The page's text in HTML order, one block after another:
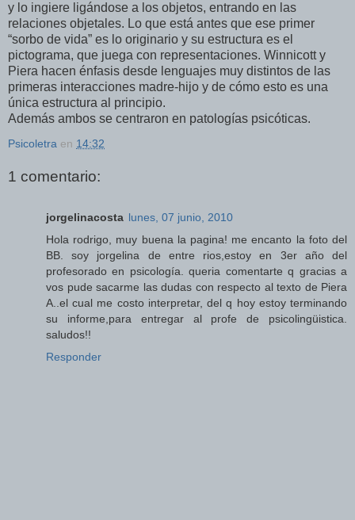
y lo ingiere ligándose a los objetos, entrando en las
relaciones objetales. Lo que está antes que ese primer
“sorbo de vida” es lo originario y su estructura es el
pictograma, que juega con representaciones. Winnicott y
Piera hacen énfasis desde lenguajes muy distintos de las
primeras interacciones madre-hijo y de cómo esto es una
única estructura al principio.
Además ambos se centraron en patologías psicóticas.
Psicoletra en 14:32
1 comentario:
jorgelinacosta lunes, 07 junio, 2010
Hola rodrigo, muy buena la pagina! me encanto la foto del
BB. soy jorgelina de entre rios,estoy en 3er año del
profesorado en psicología. queria comentarte q gracias a
vos pude sacarme las dudas con respecto al texto de Piera
A..el cual me costo interpretar, del q hoy estoy terminando
su informe,para entregar al profe de psicolingüistica.
saludos!!
Responder